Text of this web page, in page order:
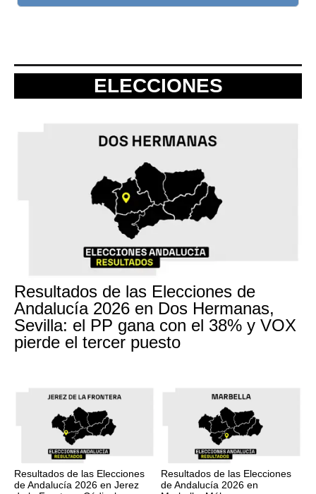
ELECCIONES
Resultados de las Elecciones de
Andalucía 2026 en Dos Hermanas,
Sevilla: el PP gana con el 38% y VOX
pierde el tercer puesto
Resultados de las Elecciones
de Andalucía 2026 en Jerez
Resultados de las Elecciones
de Andalucía 2026 en